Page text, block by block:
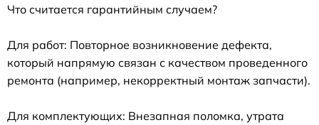
Что считается гарантийным случаем?
Для работ: Повторное возникновение дефекта,
который напрямую связан с качеством проведенного
ремонта (например, некорректный монтаж запчасти).
Для комплектующих: Внезапная поломка, утрата